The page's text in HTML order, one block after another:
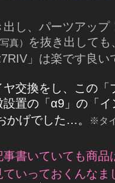
し、パーツアッ
真）
を抜き出して
」は楽です良い
交換をし、この
置の「α9」の「
かげでした…。 ※タ
書いていても商
いっておくんなま